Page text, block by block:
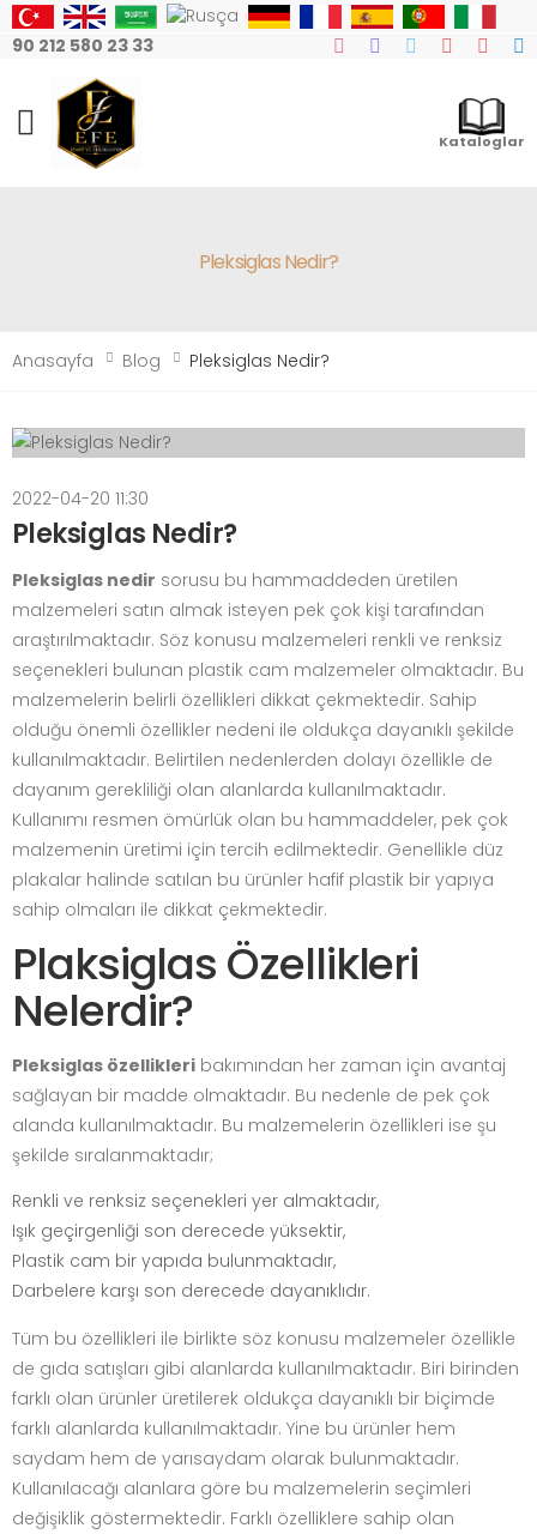
90 212 580 23 33
Mobile Menu Kataloglar
Pleksiglas Nedir?
Anasayfa Blog Pleksiglas Nedir?
2022-04-20 11:30
Pleksiglas Nedir?
Pleksiglas nedir sorusu bu hammaddeden üretilen
malzemeleri satın almak isteyen pek çok kişi tarafından
araştırılmaktadır. Söz konusu malzemeleri renkli ve renksiz
seçenekleri bulunan plastik cam malzemeler olmaktadır. Bu
malzemelerin belirli özellikleri dikkat çekmektedir. Sahip
olduğu önemli özellikler nedeni ile oldukça dayanıklı şekilde
kullanılmaktadır. Belirtilen nedenlerden dolayı özellikle de
dayanım gerekliliği olan alanlarda kullanılmaktadır.
Kullanımı resmen ömürlük olan bu hammaddeler, pek çok
malzemenin üretimi için tercih edilmektedir. Genellikle düz
plakalar halinde satılan bu ürünler hafif plastik bir yapıya
sahip olmaları ile dikkat çekmektedir.
Plaksiglas Özellikleri
Nelerdir?
Pleksiglas özellikleri bakımından her zaman için avantaj
sağlayan bir madde olmaktadır. Bu nedenle de pek çok
alanda kullanılmaktadır. Bu malzemelerin özellikleri ise şu
şekilde sıralanmaktadır;
Renkli ve renksiz seçenekleri yer almaktadır,
Işık geçirgenliği son derecede yüksektir,
Plastik cam bir yapıda bulunmaktadır,
Darbelere karşı son derecede dayanıklıdır.
Tüm bu özellikleri ile birlikte söz konusu malzemeler özellikle
de gıda satışları gibi alanlarda kullanılmaktadır. Biri birinden
farklı olan ürünler üretilerek oldukça dayanıklı bir biçimde
farklı alanlarda kullanılmaktadır. Yine bu ürünler hem
saydam hem de yarısaydam olarak bulunmaktadır.
Kullanılacağı alanlara göre bu malzemelerin seçimleri
değişiklik göstermektedir. Farklı özelliklere sahip olan